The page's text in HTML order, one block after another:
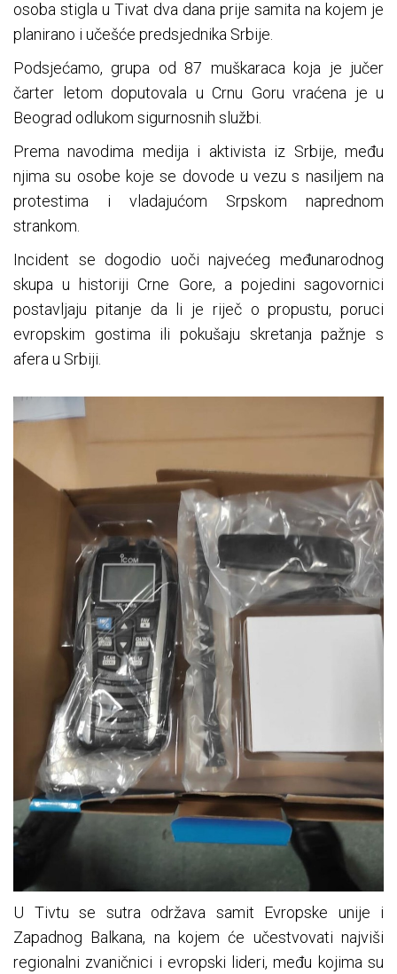
osoba stigla u Tivat dva dana prije samita na kojem je
planirano i učešće predsjednika Srbije.
Podsjećamo, grupa od 87 muškaraca koja je jučer
čarter letom doputovala u Crnu Goru vraćena je u
Beograd odlukom sigurnosnih službi.
Prema navodima medija i aktivista iz Srbije, među
njima su osobe koje se dovode u vezu s nasiljem na
protestima i vladajućom Srpskom naprednom
strankom.
Incident se dogodio uoči najvećeg međunarodnog
skupa u historiji Crne Gore, a pojedini sagovornici
postavljaju pitanje da li je riječ o propustu, poruci
evropskim gostima ili pokušaju skretanja pažnje s
afera u Srbiji.
U Tivtu se sutra održava samit Evropske unije i
Zapadnog Balkana, na kojem će učestvovati najviši
regionalni zvaničnici i evropski lideri, među kojima su